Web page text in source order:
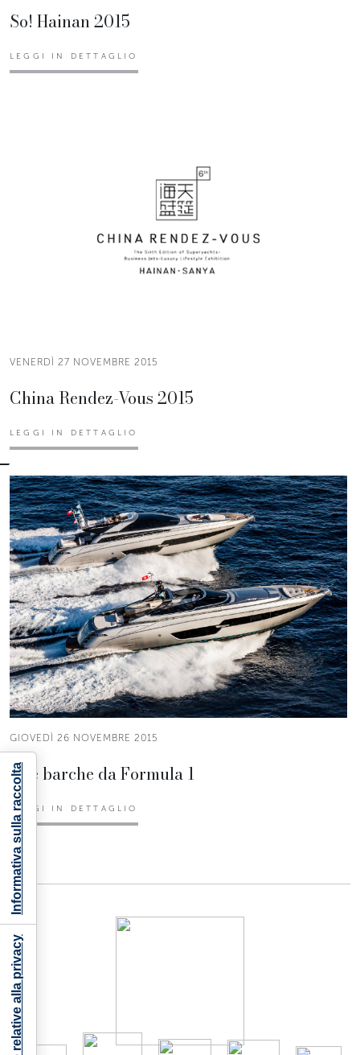
So! Hainan 2015
LEGGI IN DETTAGLIO
VENERDÌ 27 NOVEMBRE 2015
China Rendez-Vous 2015
LEGGI IN DETTAGLIO
GIOVEDÌ 26 NOVEMBRE 2015
Due barche da Formula 1
LEGGI IN DETTAGLIO
Informativa sulla raccolta